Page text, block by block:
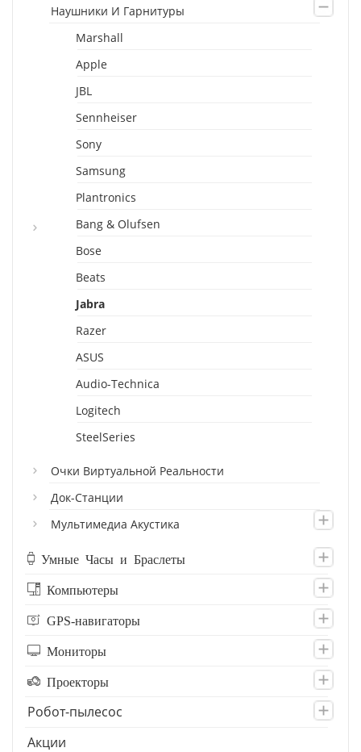
Наушники И Гарнитуры
Marshall
Apple
JBL
Sennheiser
Sony
Samsung
Plantronics
Bang & Olufsen
Bose
Beats
Jabra
Razer
ASUS
Audio-Technica
Logitech
SteelSeries
Очки Виртуальной Реальности
Док-Станции
Мультимедиа Акустика
Умные Часы и Браслеты
Компьютеры
GPS-навигаторы
Мониторы
Проекторы
Робот-пылесос
Акции